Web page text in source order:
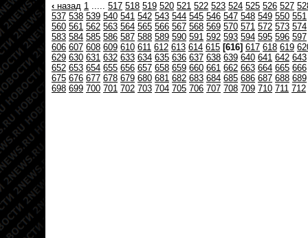
‹ назад 1 ..... 517 518 519 520 521 522 523 524 525 526 527
537 538 539 540 541 542 543 544 545 546 547 548 549 550 551
560 561 562 563 564 565 566 567 568 569 570 571 572 573 574
583 584 585 586 587 588 589 590 591 592 593 594 595 596 597
606 607 608 609 610 611 612 613 614 615 [616] 617 618 619
629 630 631 632 633 634 635 636 637 638 639 640 641 642 643
652 653 654 655 656 657 658 659 660 661 662 663 664 665 666
675 676 677 678 679 680 681 682 683 684 685 686 687 688 689
698 699 700 701 702 703 704 705 706 707 708 709 710 711 712